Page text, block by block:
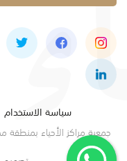
سياسة الاستخدام
جمعية مراكز الأحياء بمنطقة